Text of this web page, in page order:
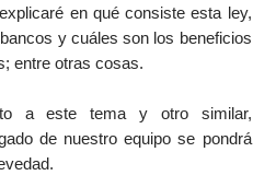
en qué consiste esta ley,
y cuáles son los beneficios
entre otras cosas.
a este tema y otro similar,
de nuestro equipo se pondrá